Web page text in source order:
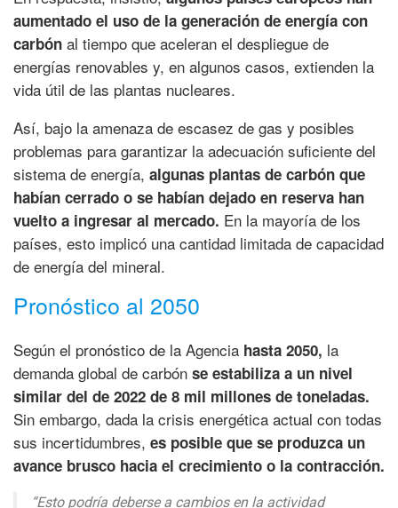
aumentado el uso de la generación de energía con
carbón al tiempo que aceleran el despliegue de
energías renovables y, en algunos casos, extienden la
vida útil de las plantas nucleares.
Así, bajo la amenaza de escasez de gas y posibles
problemas para garantizar la adecuación suficiente del
sistema de energía, algunas plantas de carbón que
habían cerrado o se habían dejado en reserva han
vuelto a ingresar al mercado. En la mayoría de los
países, esto implicó una cantidad limitada de capacidad
de energía del mineral.
Pronóstico al 2050
Según el pronóstico de la Agencia hasta 2050, la
demanda global de carbón se estabiliza a un nivel
similar del de 2022 de 8 mil millones de toneladas.
Sin embargo, dada la crisis energética actual con todas
sus incertidumbres, es posible que se produzca un
avance brusco hacia el crecimiento o la contracción.
“Esto podría deberse a cambios en la actividad